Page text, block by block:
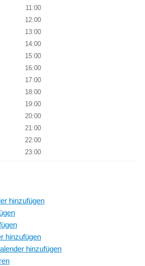
11:00
12:00
13:00
14:00
15:00
16:00
17:00
18:00
19:00
20:00
21:00
22:00
23:00
hinzufügen
hinzufügen
hinzufügen